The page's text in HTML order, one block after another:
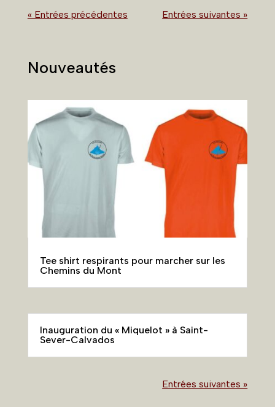
« Entrées précédentes Entrées suivantes »
Nouveautés
Tee shirt respirants pour marcher sur les
Chemins du Mont
Inauguration du « Miquelot » à Saint-
Sever-Calvados
Entrées suivantes »